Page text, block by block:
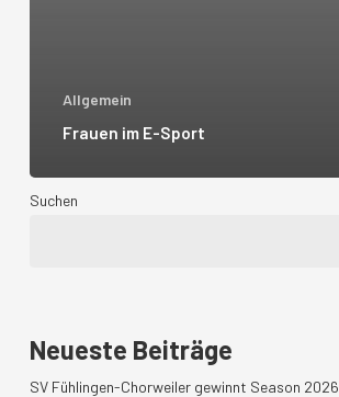
Allgemein
Frauen im E-Sport
Suchen
Neueste Beiträge
SV Fühlingen-Chorweiler gewinnt Season 2026